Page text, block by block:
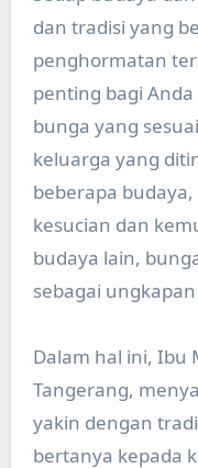
dan tradisi yang
penghormatan
penting bagi
bunga yang
keluarga yang
beberapa
kesucian dan
budaya lain,
sebagai
Dalam hal ini, Ibu
Tangerang,
yakin dengan
bertanya kepada